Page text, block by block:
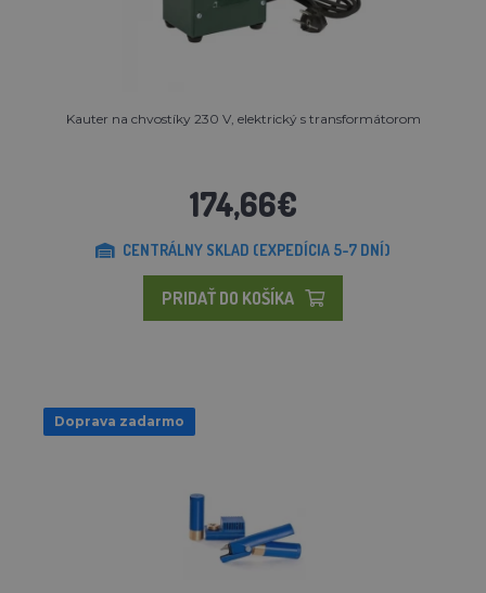
Kauter na chvostíky 230 V, elektrický s transformátorom
174,66€
CENTRÁLNY SKLAD (EXPEDÍCIA 5-7 DNÍ)
PRIDAŤ DO KOŠÍKA
Doprava zadarmo